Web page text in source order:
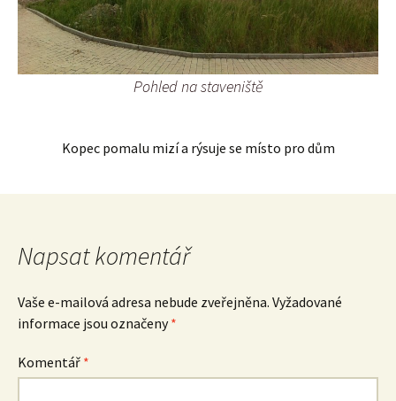
Pohled na staveniště
Kopec pomalu mizí a rýsuje se místo pro dům
Napsat komentář
Vaše e-mailová adresa nebude zveřejněna. Vyžadované
informace jsou označeny*
Komentář *